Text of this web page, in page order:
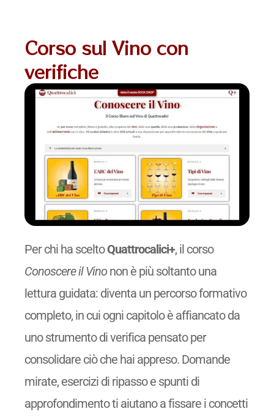
Per chi ha sceltoQuattrocalici+, il corso
Conoscere il Vino non è più soltanto una
lettura guidata: diventa un percorso formativo
completo, in cui ogni capitolo è affiancato da
uno strumento di verifica pensato per
consolidare ciò che hai appreso. Domande
mirate, esercizi di ripasso e spunti di
approfondimento ti aiutano a fissare i concetti
Corso sul Vino con
verifiche